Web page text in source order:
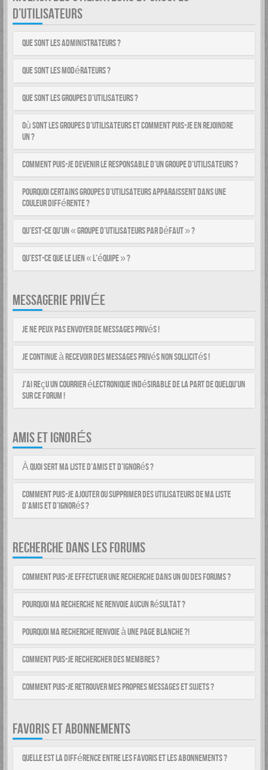
D’UTILISATEURS
Que sont les administrateurs ?
Que sont les modérateurs ?
Que sont les groupes d’utilisateurs ?
Où sont les groupes d’utilisateurs et comment puis-je en rejoindre
un ?
Comment puis-je devenir le responsable d’un groupe d’utilisateurs ?
Pourquoi certains groupes d’utilisateurs apparaissent dans une
couleur différente ?
Qu’est-ce qu’un « groupe d’utilisateurs par défaut » ?
Qu’est-ce que le lien « L’équipe » ?
MESSAGERIE PRIVÉE
Je ne peux pas envoyer de messages privés !
Je continue à recevoir des messages privés non sollicités !
J’ai reçu un courrier électronique indésirable de la part de quelqu’un
sur ce forum !
AMIS ET IGNORÉS
À quoi sert ma liste d’amis et d’ignorés ?
Comment puis-je ajouter ou supprimer des utilisateurs de ma liste
d’amis et d’ignorés ?
RECHERCHE DANS LES FORUMS
Comment puis-je effectuer une recherche dans un ou des forums ?
Pourquoi ma recherche ne renvoie aucun résultat ?
Pourquoi ma recherche renvoie à une page blanche ?!
Comment puis-je rechercher des membres ?
Comment puis-je retrouver mes propres messages et sujets ?
FAVORIS ET ABONNEMENTS
Quelle est la différence entre les favoris et les abonnements ?